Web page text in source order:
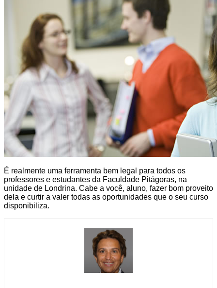
É realmente uma ferramenta bem legal para todos os
professores e estudantes da Faculdade Pitágoras, na
unidade de Londrina. Cabe a você, aluno, fazer bom proveito
dela e curtir a valer todas as oportunidades que o seu curso
disponibiliza.